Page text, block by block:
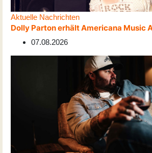
Aktuelle Nachrichten
Dolly Parton erhält Americana Music
07.08.2026